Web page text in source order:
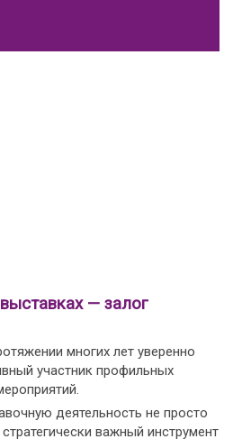
— залог
многих лет уверенно
участник профильных
деятельность не просто
важный инструмент